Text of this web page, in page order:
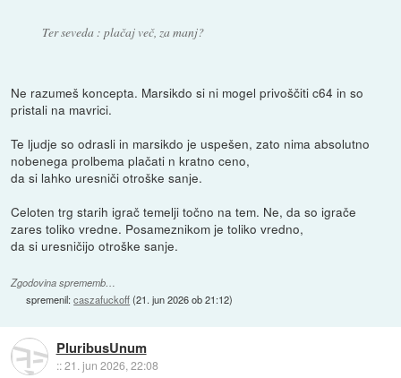
Ter seveda : plačaj več, za manj?
Ne razumeš koncepta. Marsikdo si ni mogel privoščiti c64 in so
pristali na mavrici.
Te ljudje so odrasli in marsikdo je uspešen, zato nima absolutno
nobenega prolbema plačati n kratno ceno,
da si lahko uresniči otroške sanje.
Celoten trg starih igrač temelji točno na tem. Ne, da so igrače
zares toliko vredne. Posameznikom je toliko vredno,
da si uresničijo otroške sanje.
Zgodovina sprememb…
spremenil:caszafuckoff(21. jun 2026 ob 21:12)
PluribusUnum
::21. jun 2026, 22:08